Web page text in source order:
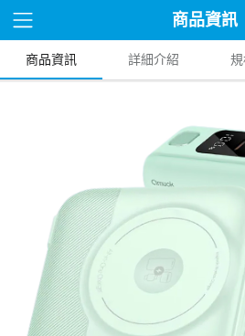
商品資訊
商品資訊 詳細介紹